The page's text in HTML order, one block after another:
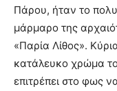
Πάρου, ήταν το
μάρμαρο της
«Παρία Λίθος».
κατάλευκο χρώμα
επιτρέπει στο φως